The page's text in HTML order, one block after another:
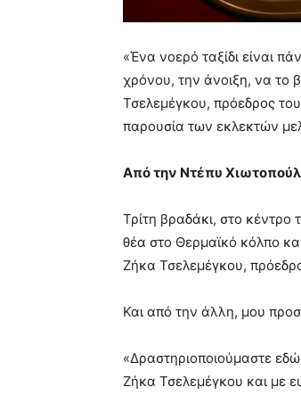
«Ένα νοερό ταξίδι είναι
χρόνου, την άνοιξη, να το
Τσελεμέγκου, πρόεδρος
παρουσία των εκλεκτών
Από την Ντέπυ
Τρίτη βραδάκι, στο κέντρο
θέα στο Θερμαϊκό κόλπο
Ζήκα Τσελεμέγκου,
Και από την άλλη, μου
«Δραστηριοποιούμαστε
Ζήκα Τσελεμέγκου και με